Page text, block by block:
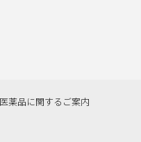
医薬品に関するご案内